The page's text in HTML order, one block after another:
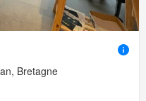
Bretagne